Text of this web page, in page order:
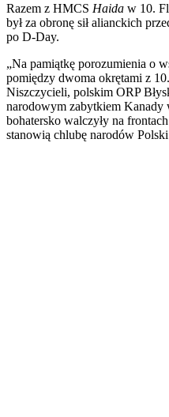
Razem z HMCS Haida w 10.
był za obronę sił alianckich
po D-Day.
„Na pamiątkę porozumienia o
pomiędzy dwoma okrętami z
Niszczycieli, polskim ORP
narodowym zabytkiem
bohatersko walczyły na
stanowią chlubę narodów